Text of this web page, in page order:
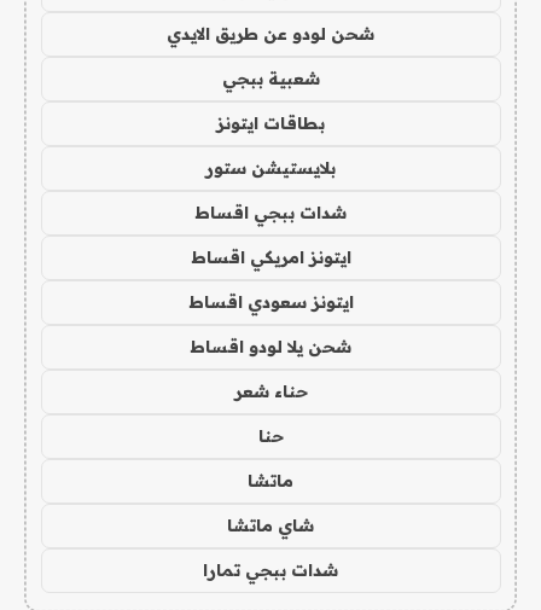
شحن لودو عن طريق الايدي
شعبية ببجي
بطاقات ايتونز
بلايستيشن ستور
شدات ببجي اقساط
ايتونز امريكي اقساط
ايتونز سعودي اقساط
شحن يلا لودو اقساط
حناء شعر
حنا
ماتشا
شاي ماتشا
شدات ببجي تمارا